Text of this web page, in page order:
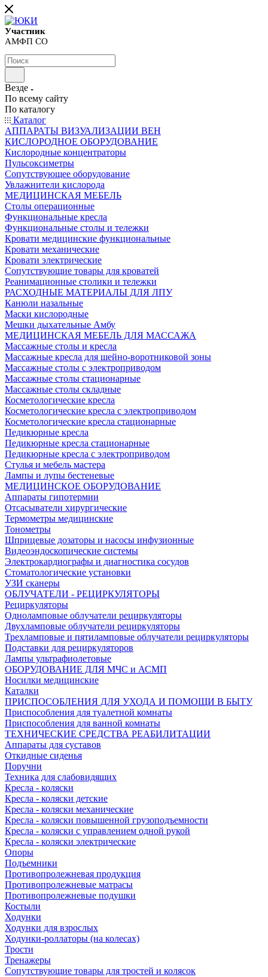
Участник
АМФП СО
Везде
По всему сайту
По каталогу
Каталог
АППАРАТЫ ВИЗУАЛИЗАЦИИ ВЕН
КИСЛОРОДНОЕ ОБОРУДОВАНИЕ
Кислородные концентраторы
Пульсоксиметры
Сопутствующее оборудование
Увлажнители кислорода
МЕДИЦИНСКАЯ МЕБЕЛЬ
Столы операционные
Функциональные кресла
Функциональные столы и тележки
Кровати медицинские функциональные
Кровати механические
Кровати электрические
Сопутствующие товары для кроватей
Реанимационные столики и тележки
РАСХОДНЫЕ МАТЕРИАЛЫ ДЛЯ ЛПУ
Канюли назальные
Маски кислородные
Мешки дыхательные Амбу
МЕДИЦИНСКАЯ МЕБЕЛЬ ДЛЯ МАССАЖА
Массажные столы и кресла
Массажные кресла для шейно-воротниковой зоны
Массажные столы с электроприводом
Массажные столы стационарные
Массажные столы складные
Косметологические кресла
Косметологические кресла с электроприводом
Косметологические кресла стационарные
Педикюрные кресла
Педикюрные кресла стационарные
Педикюрные кресла с электроприводом
Стулья и мебель мастера
Лампы и лупы бестеневые
МЕДИЦИНСКОЕ ОБОРУДОВАНИЕ
Аппараты гипотермии
Отсасыватели хирургические
Термометры медицинские
Тонометры
Шприцевые дозаторы и насосы инфузионные
Видеоэндоскопические системы
Электрокардиографы и диагностика сосудов
Стоматологические установки
УЗИ сканеры
ОБЛУЧАТЕЛИ - РЕЦИРКУЛЯТОРЫ
Рециркуляторы
Одноламповые облучатели рециркуляторы
Двухламповые облучатели рециркуляторы
Трехламповые и пятиламповые облучатели рециркуляторы
Подставки для рециркуляторов
Лампы ультрафиолетовые
ОБОРУДОВАНИЕ ДЛЯ МЧС и АСМП
Носилки медицинские
Каталки
ПРИСПОСОБЛЕНИЯ ДЛЯ УХОДА И ПОМОЩИ В БЫТУ
Приспособления для туалетной комнаты
Приспособления для ванной комнаты
ТЕХНИЧЕСКИЕ СРЕДСТВА РЕАБИЛИТАЦИИ
Аппараты для суставов
Откидные сиденья
Поручни
Техника для слабовидящих
Кресла - коляски
Кресла - коляски детские
Кресла - коляски механические
Кресла - коляски повышенной грузоподъемности
Кресла - коляски с управлением одной рукой
Кресла - коляски электрические
Опоры
Подъемники
Противопролежневая продукция
Противопролежневые матрасы
Противопролежневые подушки
Костыли
Ходунки
Ходунки для взрослых
Ходунки-роллаторы (на колесах)
Трости
Тренажеры
Сопутствующие товары для тростей и колясок